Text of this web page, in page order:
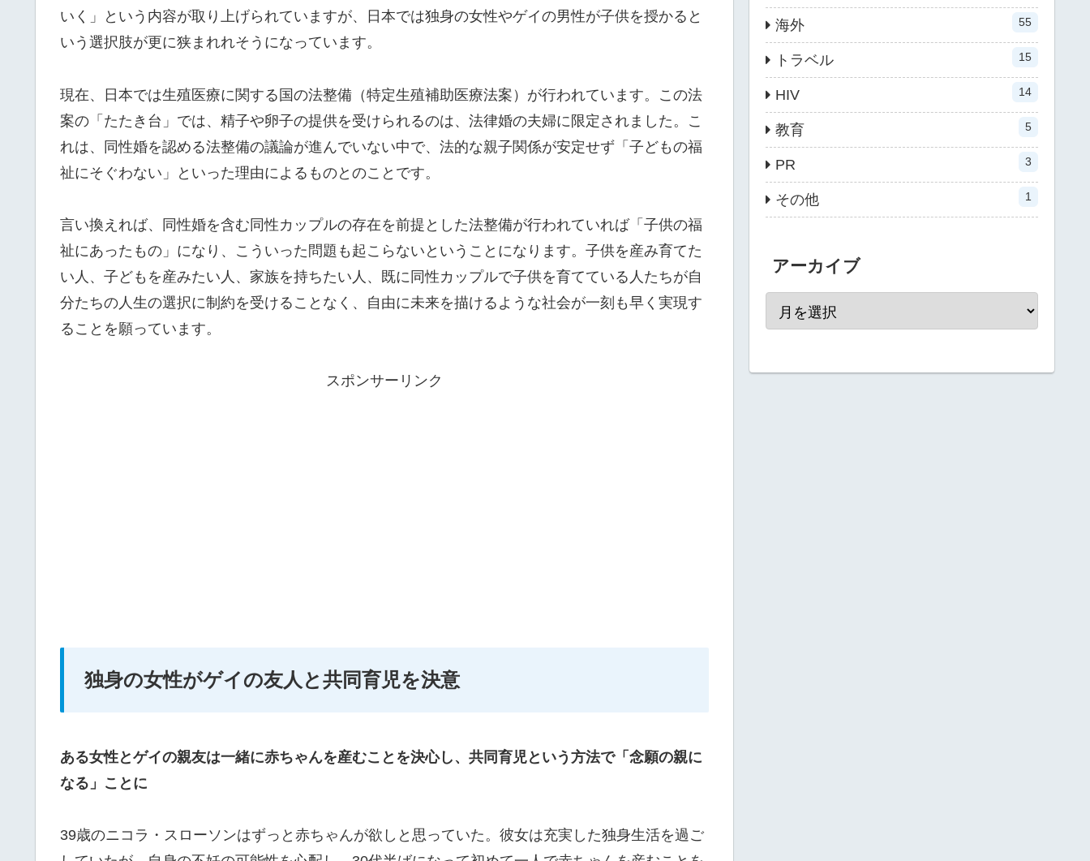
いく」という内容が取り上げられていますが、日本では独身の女性やゲイの男性が子供を授かると
いう選択肢が更に狭まれれそうになっています。
現在、日本では生殖医療に関する国の法整備（特定生殖補助医療法案）が行われています。この法
案の「たたき台」では、精子や卵子の提供を受けられるのは、法律婚の夫婦に限定されました。こ
れは、同性婚を認める法整備の議論が進んでいない中で、法的な親子関係が安定せず「子どもの福
祉にそぐわない」といった理由によるものとのことです。
言い換えれば、同性婚を含む同性カップルの存在を前提とした法整備が行われていれば「子供の福
祉にあったもの」になり、こういった問題も起こらないということになります。子供を産み育てた
い人、子どもを産みたい人、家族を持ちたい人、既に同性カップルで子供を育てている人たちが自
分たちの人生の選択に制約を受けることなく、自由に未来を描けるような社会が一刻も早く実現す
ることを願っています。
スポンサーリンク
独身の女性がゲイの友人と共同育児を決意
ある女性とゲイの親友は一緒に赤ちゃんを産むことを決心し、共同育児という方法で「念願の親に
なる」ことに
39歳のニコラ・スローソンはずっと赤ちゃんが欲しと思っていた。彼女は充実した独身生活を過ご
海外 55
トラベル 15
HIV 14
教育 5
PR 3
その他 1
アーカイブ